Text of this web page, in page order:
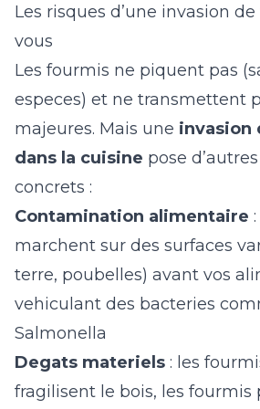
Les risques d’une invasion
vous
Les fourmis ne piquent pas
especes) et ne transmettent
majeures. Mais une invasion
dans la cuisine pose
concrets :
Contamination alimentaire
marchent sur des surfaces
terre, poubelles) avant vos
vehiculant des bacteries
Salmonella
Degats materiels : les
fragilisent le bois, les fourmis